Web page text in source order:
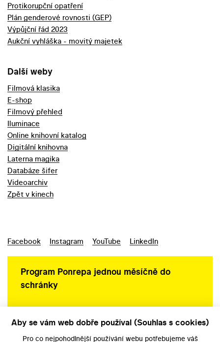
Protikorupční opatření
Plán genderové rovnosti (GEP)
Výpůjční řád 2023
Aukční vyhláška - movitý majetek
Další weby
Filmová klasika
E-shop
Filmový přehled
Iluminace
Online knihovní katalog
Digitální knihovna
Laterna magika
Databáze šifer
Videoarchiv
Zpět v kinech
Facebook Instagram YouTube LinkedIn
Program Ponrepa jednou měsíčně do
schránky
Aby se vám web dobře používal (Souhlas s cookies)
Pro co nejpohodlnější používání webu potřebujeme váš